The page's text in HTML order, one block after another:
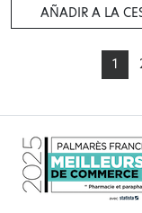
AÑADIR A LA
1